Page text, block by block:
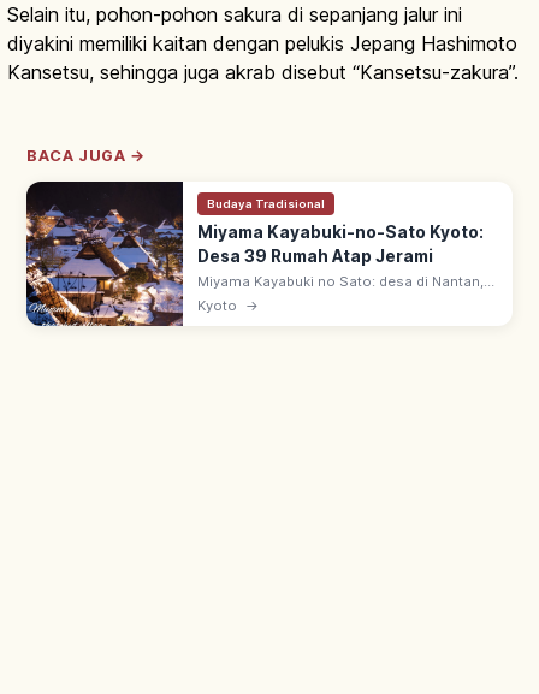
Selain itu, pohon-pohon sakura di sepanjang jalur ini
diyakini memiliki kaitan dengan pelukis Jepang Hashimoto
Kansetsu, sehingga juga akrab disebut “Kansetsu-zakura”.
BACA JUGA →
Budaya Tradisional
Miyama Kayabuki-no-Sato Kyoto:
Desa 39 Rumah Atap Jerami
Miyama Kayabuki no Sato: desa di Nantan,
Kyoto utara—dari 50 rumah, 39 beratap
jerami. Arsitektur 'Kitayama-gata minka'
Kyoto →